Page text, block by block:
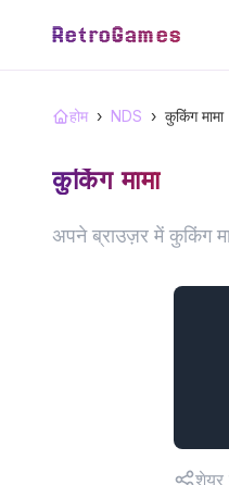
RetroGames
होम › NDS › कुकिंग मामा
कुकिंग मामा
अपने ब्राउज़र में कुकिंग
शेयर